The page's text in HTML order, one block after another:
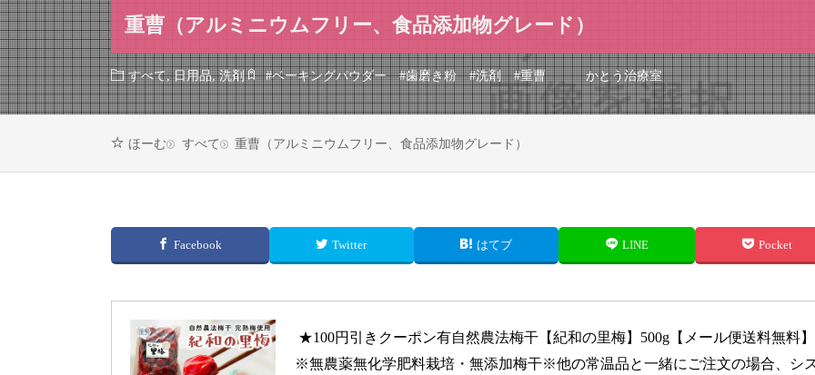
重曹（アルミニウムフリー、食品添加物グレード）
すべて,日用品,洗剤 #ベーキングパウダー #歯磨き粉 #洗剤 #重曹 かとう治療室
ほーむ すべて 重曹（アルミニウムフリー、食品添加物グレード）
Facebook Twitter はてブ LINE Pocket
★100円引きクーポン有自然農法梅干【紀和の里梅】500g【メール便送料無料】
※無農薬無化学肥料栽培・無添加梅干※他の常温品と一緒にご注文の場合、シ